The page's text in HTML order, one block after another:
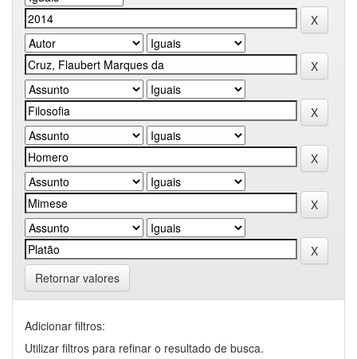
Retornar valores
Adicionar filtros:
Utilizar filtros para refinar o resultado de busca.